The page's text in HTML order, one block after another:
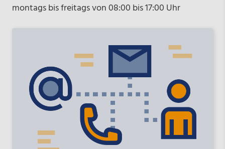
montags bis freitags von 08:00 bis 17:00 Uhr